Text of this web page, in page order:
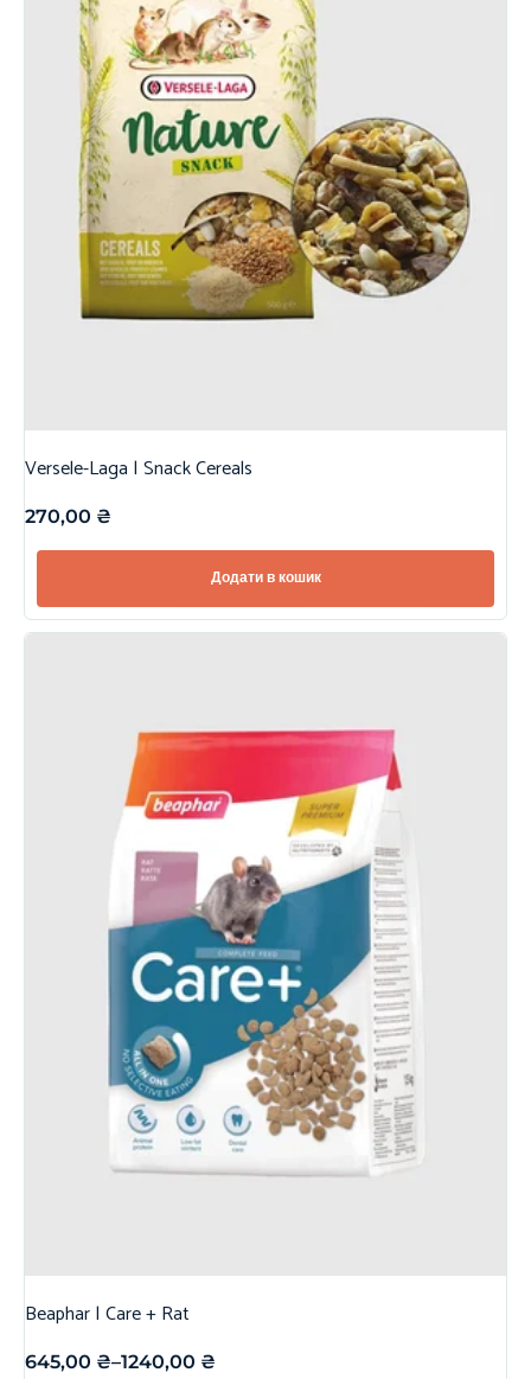
Versele-Laga | Snack Cereals
270,00 ₴
Додати в кошик
Beaphar | Care + Rat
645,00 ₴–1240,00 ₴